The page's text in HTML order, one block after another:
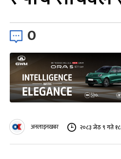
0
अनलाइनखबर २०८३ जेठ ९ गते